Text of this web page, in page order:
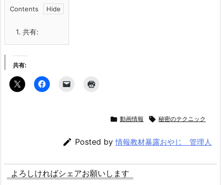
Contents
1. 共有:
共有:
 動画情報  秘密のテクニック
 Posted by情報教材暴露おやじ 管理人
よろしければシェアお願いします